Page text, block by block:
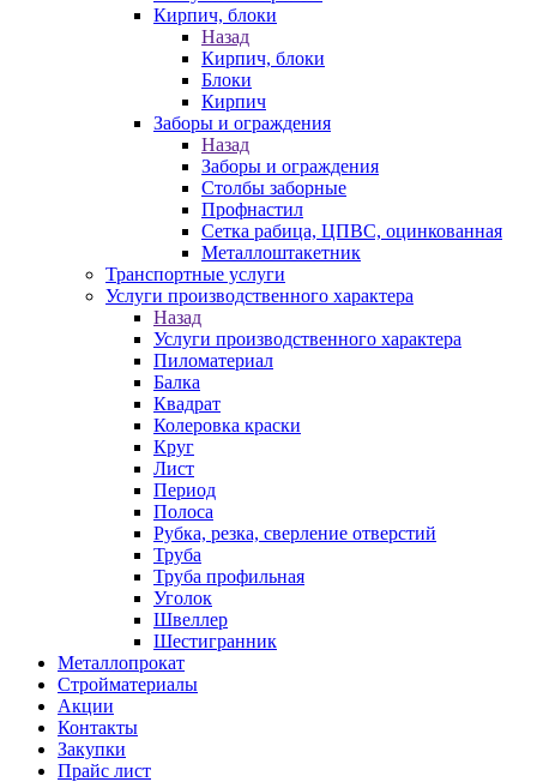
Кирпич, блоки
Назад
Кирпич, блоки
Блоки
Кирпич
Заборы и ограждения
Назад
Заборы и ограждения
Столбы заборные
Профнастил
Сетка рабица, ЦПВС, оцинкованная
Металлоштакетник
Транспортные услуги
Услуги производственного характера
Назад
Услуги производственного характера
Пиломатериал
Балка
Квадрат
Колеровка краски
Круг
Лист
Период
Полоса
Рубка, резка, сверление отверстий
Труба
Труба профильная
Уголок
Швеллер
Шестигранник
Металлопрокат
Стройматериалы
Акции
Контакты
Закупки
Прайс лист